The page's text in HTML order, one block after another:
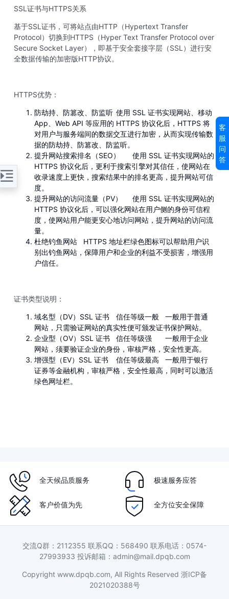
SSL证书与HTTPS关系
基于SSL证书，可将站点由HTTP（Hypertext Transfer
Protocol）切换到HTTPS（Hyper Text Transfer Protocol over
Secure Socket Layer），即基于安全套接字层（SSL）进行安
全数据传输的加密版HTTP协议。
HTTPS优势：
防劫持、防篡改、防监听 使用 SSL 证书实现网站、移动
App、Web API 等应用的 HTTPS 协议化后，HTTPS 将
对用户与服务端间的数据交互进行加密，从而实现传输数
据的防劫持、防篡改、防监听。
提升网站搜索排名（SEO）
使用 SSL 证书实现网站的
HTTPS 协议化后，更利于搜索引擎对其信任，使网站在
收录速度上更快，搜索结果中的排名更高，提升网站可信
度。
提升网站的访问流量（PV）
使用 SSL 证书实现网站的
HTTPS 协议化后，可以强化网站在用户侧的身份可信程
度，使网站用户能更安心地访问网站，提升网站的访问流
量。
杜绝钓鱼网站
HTTPS 地址栏绿色图标可以帮助用户识
别出钓鱼网站，保障用户和企业的利益不受损害，增强用
户信任。
证书类型说明：
域名型（DV）SSL 证书 信任等级一般
一般用于普通
网站，只需验证网站的真实性便可颁发证书保护网站。
企业型（OV）SSL 证书
信任等级强
一般用于企业
网站，须要验证企业的身份，审核严格，安全性更高。
增强型（EV）SSL 证书
信任等级最高
一般用于银行
证券等金融机构，审核严格，安全性最高，同时可以激活
绿色网址栏。
全天候品质服务 极速服务应答
客户价值为先 全方位安全保障
交流Q群：2112355 联系QQ：568490 联系电话：0574-
27993933 投诉邮箱：admin@mail.dpqb.com
Copyright www.dpqb.com, All Rights Reserved 浙ICP备
2021020388号
客
服
问
答